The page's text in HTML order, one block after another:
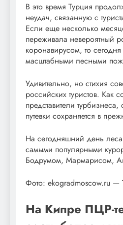
В это время Турция
неудач, связанную с
Если еще несколько
переживала невероятный
коронавирусом, то
масштабными лесными
Удивительно, но стихия
российских туристов. Как
представители
путевки сохраняется в
На сегодняшний день
самыми популярными
Бодрумом, Мармарисом,
Фото: ekogradmoscow.ru —
На Кипре ПЦР-